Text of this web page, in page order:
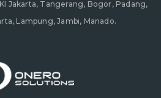
Jakarta, Tangerang, Bogor, Padang,
Lampung, Jambi, Manado.